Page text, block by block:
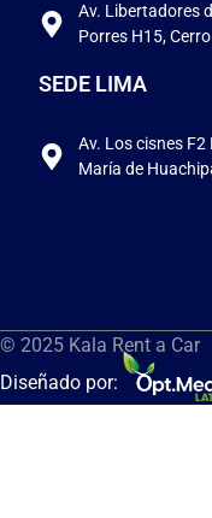
Av. Libertadores
Porres H15,
SEDE LIMA
Av. Los cisnes F2
María de
© 2025 Kala Rent a Car
Diseñado por: